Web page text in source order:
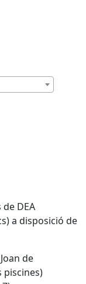
DEA
a disposició de
de
piscines)